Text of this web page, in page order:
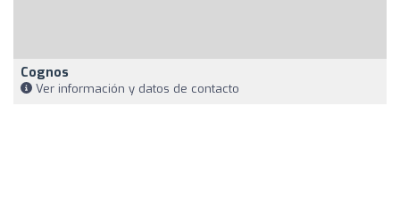
Cognos
Ver información y datos de contacto